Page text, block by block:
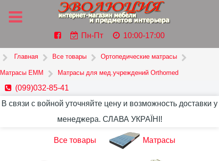
Пн-Пт 10:00-17:00
Главная Все товары Ортопедические матрасы
Матрасы ЕММ Матрасы для мед.учреждений Orthomed
(099)032-85-41
В связи с войной уточняйте цену и возможность доставки у
менеджера. СЛАВА УКРАЇНІ!
Все товары Матрасы